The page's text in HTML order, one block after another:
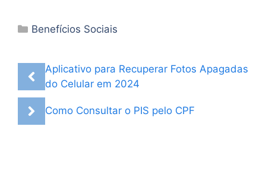
Categorias
Benefícios Sociais
Aplicativo para Recuperar Fotos Apagadas
do Celular em 2024
Como Consultar o PIS pelo CPF